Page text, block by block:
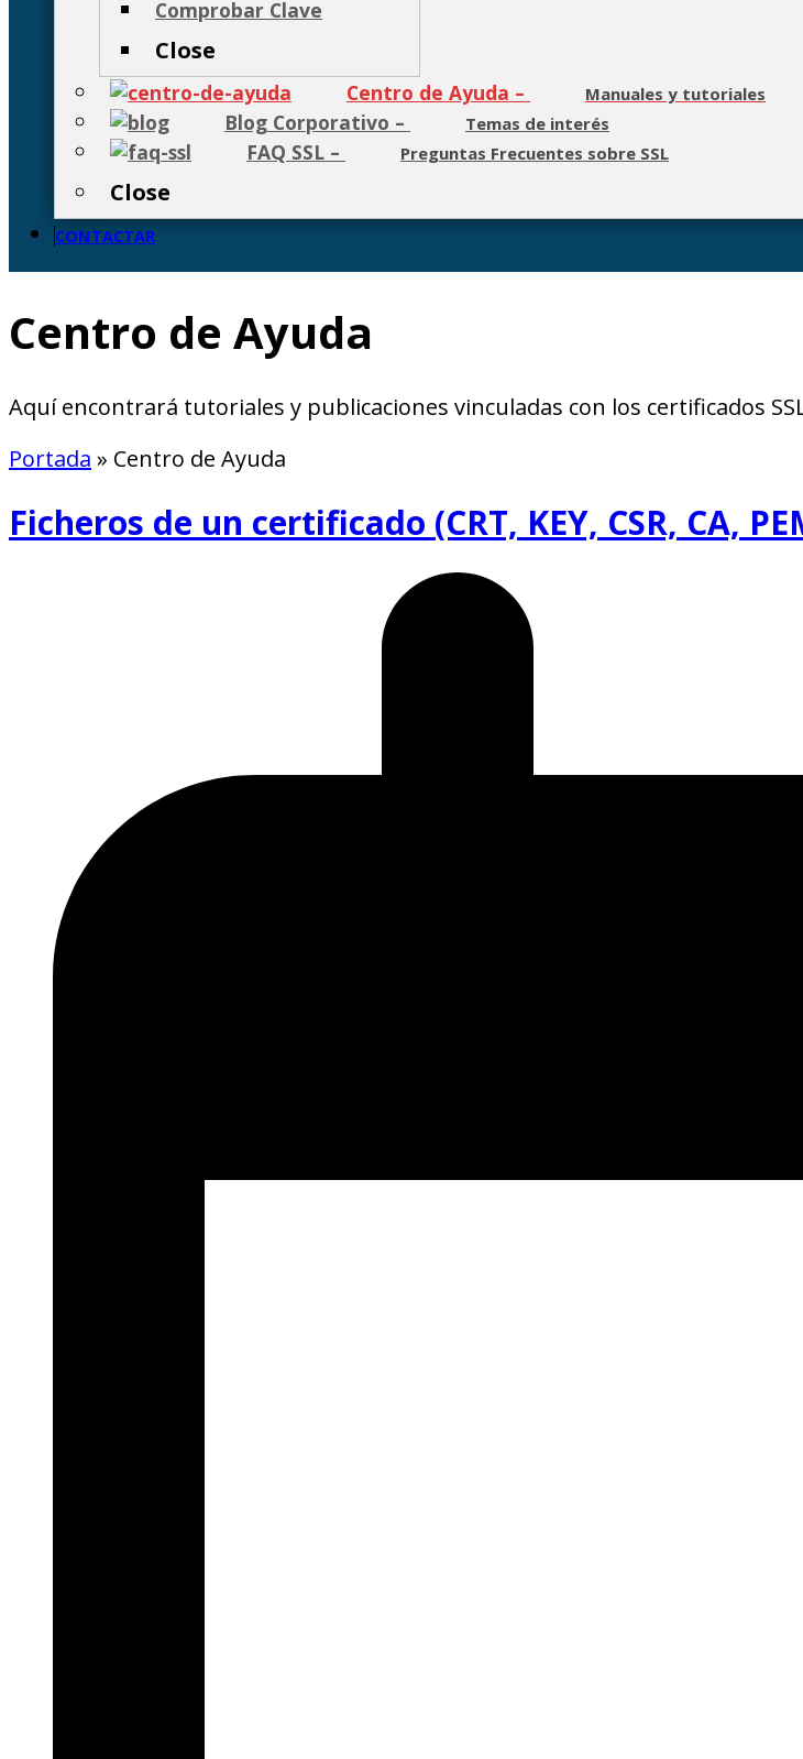
Comprobar Clave
Close
Centro de Ayuda – Manuales y tutoriales
Blog Corporativo – Temas de interés
FAQ SSL – Preguntas Frecuentes sobre SSL
Close
CONTACTAR
Centro de Ayuda
Aquí encontrará tutoriales y publicaciones vinculadas con los certificados
Portada » Centro de Ayuda
Ficheros de un certificado (CRT, KEY, CSR, CA,